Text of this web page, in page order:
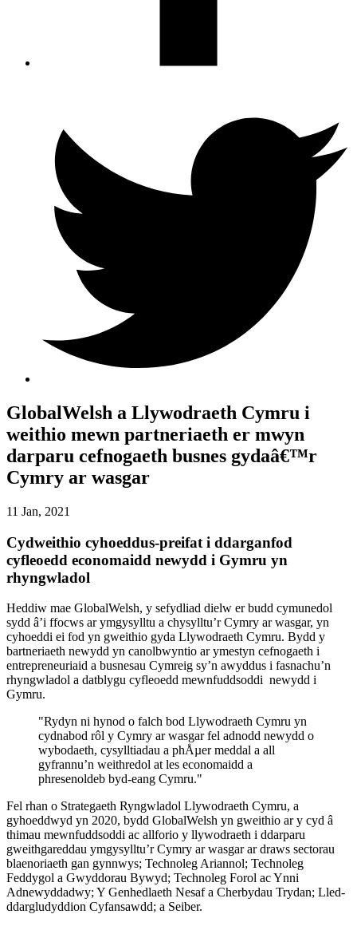
GlobalWelsh a Llywodraeth Cymru i
weithio mewn partneriaeth er mwyn
darparu cefnogaeth busnes gydaâ€™r
Cymry ar wasgar
11 Jan, 2021
Cydweithio cyhoeddus-preifat i ddarganfod
cyfleoedd economaidd newydd i Gymru yn
rhyngwladol
Heddiw mae GlobalWelsh, y sefydliad dielw er budd cymunedol
sydd â’i ffocws ar ymgysylltu a chysylltu’r Cymry ar wasgar, yn
cyhoeddi ei fod yn gweithio gyda Llywodraeth Cymru. Bydd y
bartneriaeth newydd yn canolbwyntio ar ymestyn cefnogaeth i
entrepreneuriaid a busnesau Cymreig sy’n awyddus i fasnachu’n
rhyngwladol a datblygu cyfleoedd mewnfuddsoddi newydd i
Gymru.
"Rydyn ni hynod o falch bod Llywodraeth Cymru yn
cydnabod rôl y Cymry ar wasgar fel adnodd newydd o
wybodaeth, cysylltiadau a phÅµer meddal a all
gyfrannu’n weithredol at les economaidd a
phresenoldeb byd-eang Cymru."
Fel rhan o Strategaeth Ryngwladol Llywodraeth Cymru, a
gyhoeddwyd yn 2020, bydd GlobalWelsh yn gweithio ar y cyd â
thimau mewnfuddsoddi ac allforio y llywodraeth i ddarparu
gweithgareddau ymgysylltu’r Cymry ar wasgar ar draws sectorau
blaenoriaeth gan gynnwys; Technoleg Ariannol; Technoleg
Feddygol a Gwyddorau Bywyd; Technoleg Forol ac Ynni
Adnewyddadwy; Y Genhedlaeth Nesaf a Cherbydau Trydan; Lled-
ddargludyddion Cyfansawdd; a Seiber.